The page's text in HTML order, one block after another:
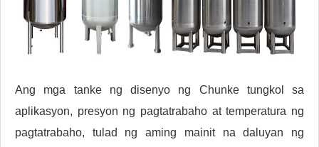
Ang mga tanke ng disenyo ng Chunke tungkol sa
aplikasyon, presyon ng pagtatrabaho at temperatura ng
pagtatrabaho, tulad ng aming mainit na daluyan ng